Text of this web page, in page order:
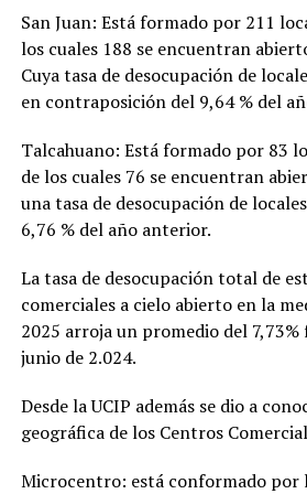
San Juan: Está formado por 211
los cuales 188 se encuentran
Cuya tasa de desocupación de
en contraposición del 9,64 % del
Talcahuano: Está formado por 83
de los cuales 76 se encuentran
una tasa de desocupación de
6,76 % del año anterior.
La tasa de desocupación total de
comerciales a cielo abierto en la
2025 arroja un promedio del
junio de 2.024.
Desde la UCIP además se dio a
geográfica de los Centros
Microcentro: está conformado por